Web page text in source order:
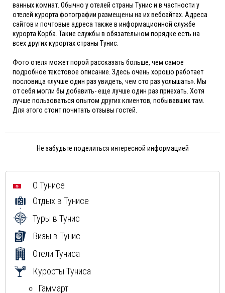
ванных комнат. Обычно у отелей страны Тунис и в частности у
отелей курорта фотографии размещены на их вебсайтах. Адреса
сайтов и почтовые адреса также в информационной службе
курорта Корба. Такие службы в обязательном порядке есть на
всех других курортах страны Тунис.
Фото отеля может порой рассказать больше, чем самое
подробное текстовое описание. Здесь очень хорошо работает
пословица «лучше один раз увидеть, чем сто раз услышать». Мы
от себя могли бы добавить- еще лучше один раз приехать. Хотя
лучше пользоваться опытом других клиентов, побывавших там.
Для этого стоит почитать отзывы гостей.
Не забудьте поделиться интересной информацией
О Тунисе
Отдых в Тунисе
Туры в Тунис
Визы в Тунис
Отели Туниса
Курорты Туниса
Гаммарт